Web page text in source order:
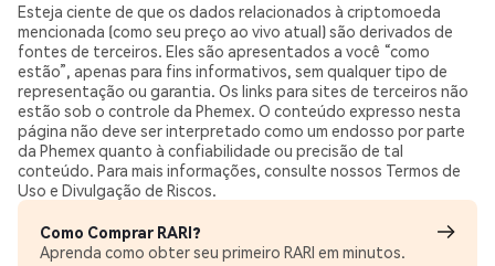
Esteja ciente de que os dados relacionados à criptomoeda
mencionada (como seu preço ao vivo atual) são derivados de
fontes de terceiros. Eles são apresentados a você “como
estão”, apenas para fins informativos, sem qualquer tipo de
representação ou garantia. Os links para sites de terceiros não
estão sob o controle da Phemex. O conteúdo expresso nesta
página não deve ser interpretado como um endosso por parte
da Phemex quanto à confiabilidade ou precisão de tal
conteúdo. Para mais informações, consulte nossos Termos de
Uso e Divulgação de Riscos.
Como Comprar RARI?
Aprenda como obter seu primeiro RARI em minutos.